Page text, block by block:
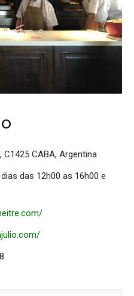
C1425 CABA, Argentina
das 12h00 as 16h00 e